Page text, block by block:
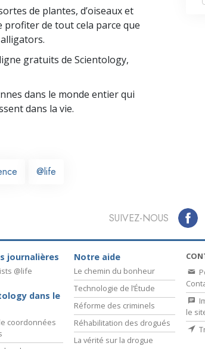
de plantes, d’oiseaux et
profiter de tout cela parce que
gratuits de Scientology,
dans le monde entier qui
dans la vie.
@life
SUIVEZ-NOUS
journalières
@life
dans le
coordonnées
Notre aide
Le chemin du bonheur
Technologie de l’Étude
Réforme des criminels
Réhabilitation des drogués
La vérité sur la drogue
le